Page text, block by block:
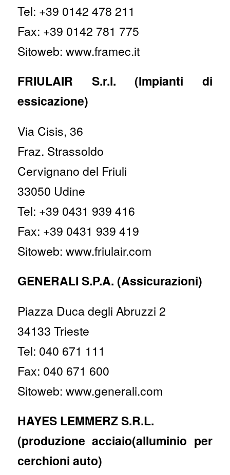
Tel: +39 0142 478 211
Fax: +39 0142 781 775
Sitoweb: www.framec.it
FRIULAIR S.r.l. (Impianti di
essicazione)
Via Cisis, 36
Fraz. Strassoldo
Cervignano del Friuli
33050 Udine
Tel: +39 0431 939 416
Fax: +39 0431 939 419
Sitoweb: www.friulair.com
GENERALI S.P.A. (Assicurazioni)
Piazza Duca degli Abruzzi 2
34133 Trieste
Tel: 040 671 111
Fax: 040 671 600
Sitoweb: www.generali.com
HAYES LEMMERZ S.R.L.
(produzione acciaio(alluminio per
cerchioni auto)